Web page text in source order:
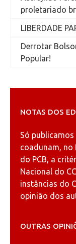
proletariado
LIBERDADE
Derrotar
Popular!
NOTAS DOS
Só
coadunam, no
do PCB, a
Nacional do
instâncias do
opinião dos
OUTRAS